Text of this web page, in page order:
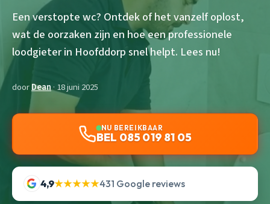
Een verstopte wc? Ontdek of het vanzelf oplost,
wat de oorzaken zijn en hoe een professionele
loodgieter in Hoofddorp snel helpt. Lees nu!
doorDean· 18 juni 2025
NU BEREIKBAAR
BEL 085 019 81 05
4,9★★★★★431 Google reviews